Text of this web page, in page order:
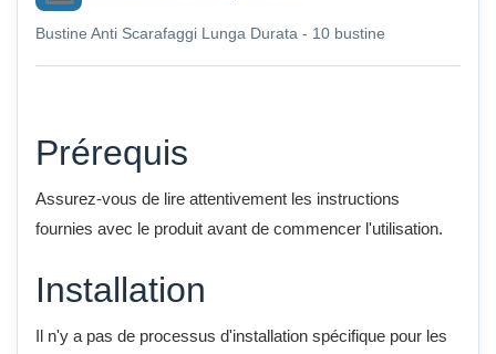
Bustine Anti Scarafaggi Lunga Durata - 10 bustine
Prérequis
Assurez-vous de lire attentivement les instructions
fournies avec le produit avant de commencer l'utilisation.
Installation
Il n'y a pas de processus d'installation spécifique pour les